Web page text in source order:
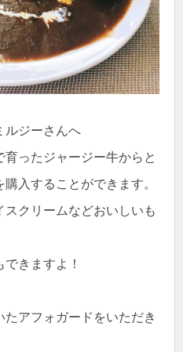
ルジーさんへ
ったジャージー牛からと
入することができます。
クリームなどおいしいも
きますよ！
アフォガードをいただき